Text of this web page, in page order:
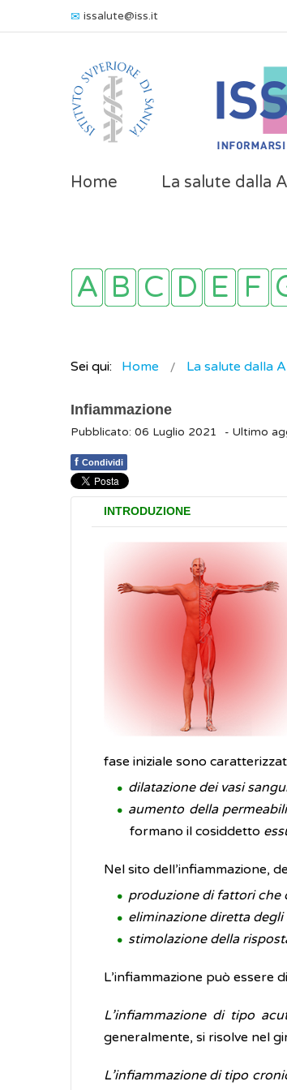
issalute@iss.it
Home La salute dalla
Sei qui: Home La salute dalla
Infiammazione
Pubblicato: 06 Luglio 2021 - Ultimo
f Condividi
INTRODUZIONE
fase iniziale sono
dilatazione dei vasi
aumento della
formano il cosiddetto
Nel sito dell’infiammazione,
produzione di fattori che
eliminazione diretta degli
stimolazione della
L’infiammazione può essere
L’infiammazione di tipo
generalmente, si risolve nel
L’infiammazione di tipo